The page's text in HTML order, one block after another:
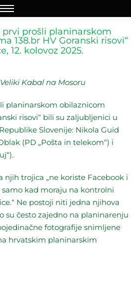
prvi prošli planinarskom
138.br HV Goranski risovi“
12. kolovoz 2025.
Kabal na Mosoru
planinarskom obilaznicom
risovi“ bili su zaljubljenici u
Slovenije: Nikola Guid
(PD „Pošta in telekom“) i
njih trojica „ne koriste Facebook i
samo kad moraju na kontrolni
Ne postoji niti jedna njihova
su često zajedno na planinarenju
fotografije snimljene
hrvatskim planinarskim